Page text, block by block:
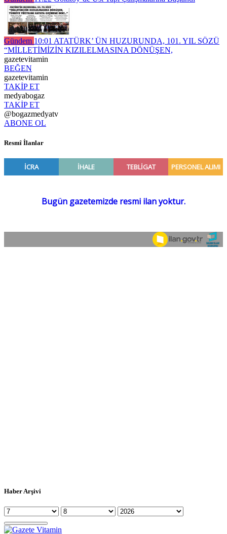
Gündem 10:01 ATATÜRK’ ÜN HUZURUNDA, 101. YIL SÖZÜ
“MİLLETİMİZİN KIZILELMASINA DÖNÜŞEN,
gazetevitamin
BEĞEN
gazetevitamin
TAKİP ET
medyabogaz
TAKİP ET
@bogazmedyatv
ABONE OL
Resmî İlanlar
Haber Arşivi